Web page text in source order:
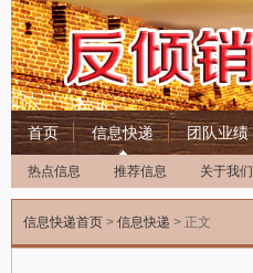
首页 信息快递 团队业绩
热点信息 推荐信息 关于我们
信息快递首页 > 信息快递 > 正文